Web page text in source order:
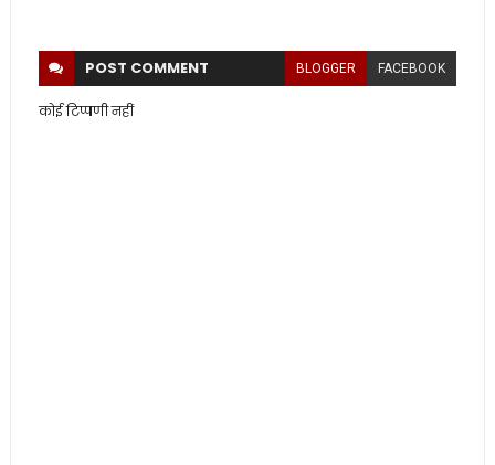
POST COMMENT BLOGGER FACEBOOK
कोई टिप्पणी नहीं